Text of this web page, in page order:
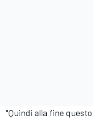
"Quindi alla fine